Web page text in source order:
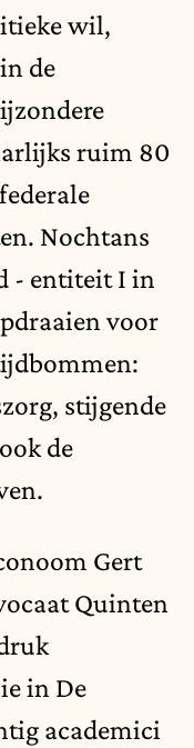
wil,
de
ruim 80
Nochtans
- entiteit I in
voor
stijgende
de
Gert
Quinten
in De
academici